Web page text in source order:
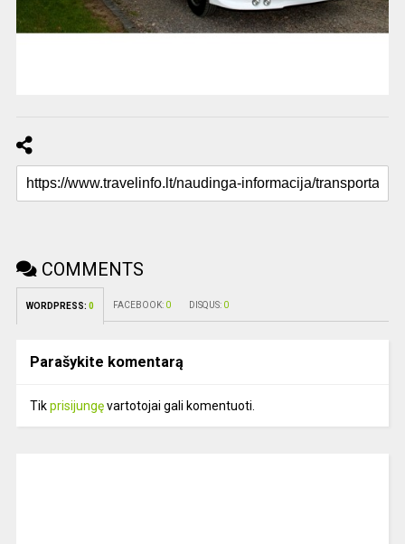
COMMENTS
WORDPRESS: 0 FACEBOOK: 0 DISQUS: 0
Parašykite komentarą
Tikprisijungęvartotojai gali komentuoti.